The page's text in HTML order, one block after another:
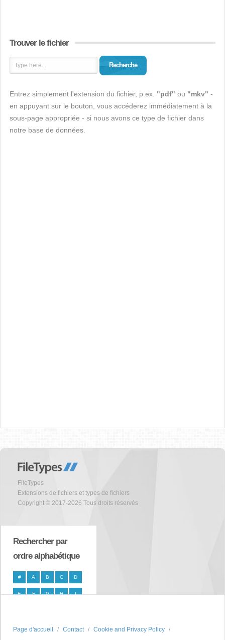
Trouver le fichier
Recherche
Entrez simplement l'extension du fichier, p.ex. "pdf" ou "mkv" -
en appuyant sur le bouton, vous accéderez immédiatement à la
sous-page appropriée - si nous avons ce type de fichier dans
notre base de données.
FileTypes
Extensions de fichiers et types de fichiers
Copyright © 2017-2026 Tous droits réservés
Rechercher par
ordre alphabétique
# A B C D
E F G H I
P S
Page d'accueil Contact Cookie and Privacy Policy